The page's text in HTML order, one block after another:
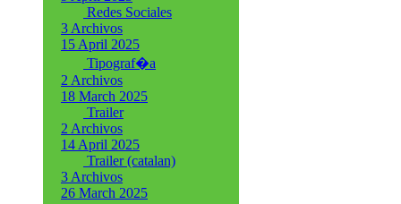
Redes Sociales
3 Archivos
15 April 2025
Tipograf�a
2 Archivos
18 March 2025
Trailer
2 Archivos
14 April 2025
Trailer (catalan)
3 Archivos
26 March 2025